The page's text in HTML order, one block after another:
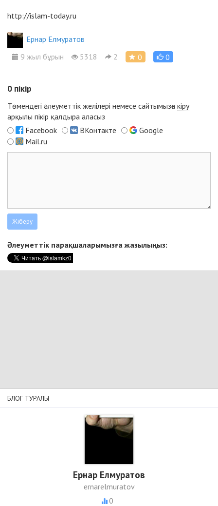
http://islam-today.ru
Ернар Елмуратов
9 жыл бұрын
5318 2 0 0
0 пікір
Төмендегі әлеуметтік желілері немесе сайтымызға кіру
арқылы пікір қалдыра аласыз
Facebook
ВКонтакте
Google
Mail.ru
Әлеуметтік парақшаларымызға жазылыңыз:
БЛОГ ТУРАЛЫ
Ернар Елмуратов
ernarelmuratov
0